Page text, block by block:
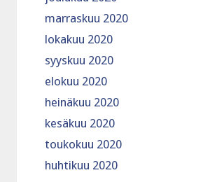
marraskuu 2020
lokakuu 2020
syyskuu 2020
elokuu 2020
heinäkuu 2020
kesäkuu 2020
toukokuu 2020
huhtikuu 2020